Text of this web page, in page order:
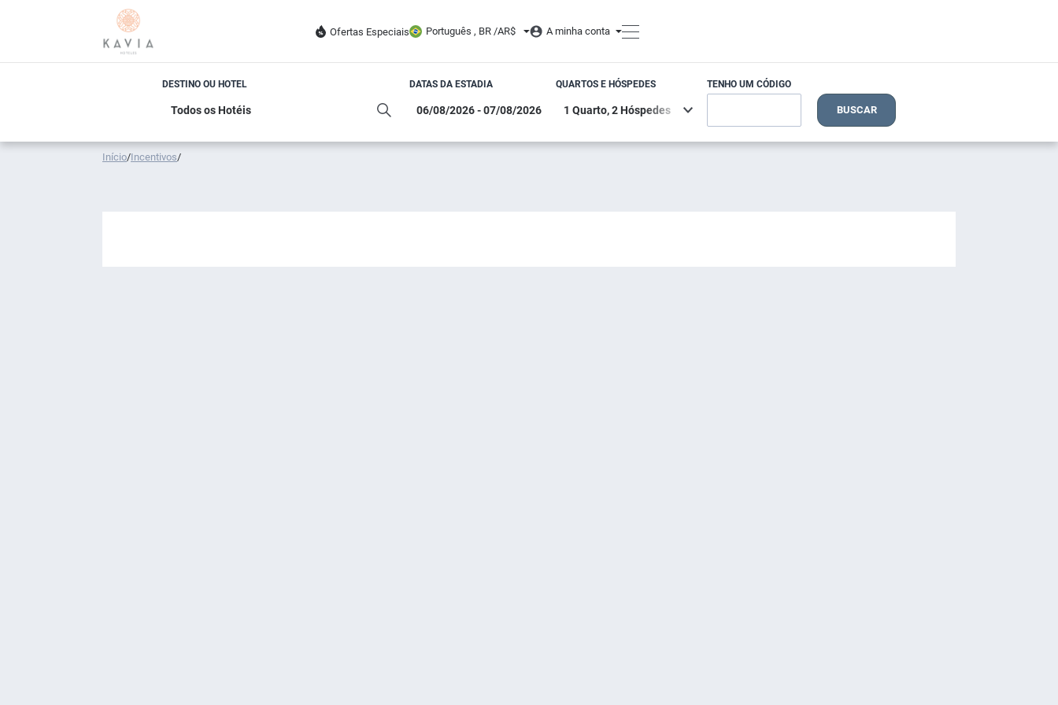
Ofertas Especiais Português , BR /AR$ A minha conta
DESTINO OU HOTEL DATAS DA ESTADIA QUARTOS E HÓSPEDES TENHO UM CÓDIGO
BUSCAR
Início/Incentivos/